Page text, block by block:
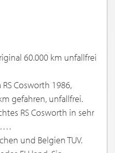
60.000 km unfallfrei
Cosworth 1986,
gefahren, unfallfrei.
RS Cosworth in sehr
und Belgien TUV.